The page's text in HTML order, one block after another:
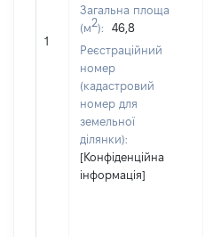
1
Загальна площа
(м2):
46,8
Реєстраційний
номер
(кадастровий
номер для
земельної
ділянки):
[Конфіденційна
інформація]